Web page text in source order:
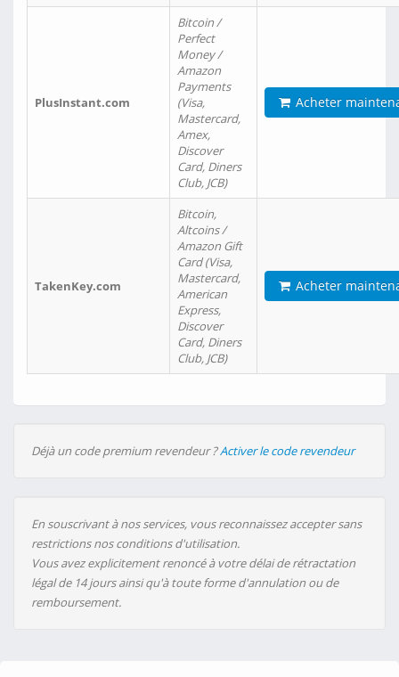
PlusInstant.com
Bitcoin /
Perfect
Money /
Amazon
Payments
(Visa,
Mastercard,
Amex,
Discover
Card, Diners
Club, JCB)
Acheter
TakenKey.com
Bitcoin,
Altcoins /
Amazon Gift
Card (Visa,
Mastercard,
American
Express,
Discover
Card, Diners
Club, JCB)
Acheter
Déjà un code premium revendeur ?Activer le code revendeur
En souscrivant à nos services, vous reconnaissez accepter sans
restrictions nos conditions d'utilisation.
Vous avez explicitement renoncé à votre délai de rétractation
légal de 14 jours ainsi qu'à toute forme d'annulation ou de
remboursement.